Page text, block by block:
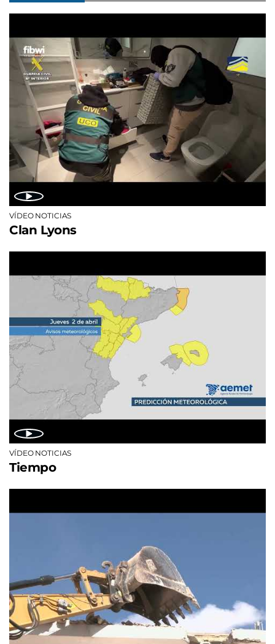
VÍDEO NOTICIAS
Clan Lyons
VÍDEO NOTICIAS
Tiempo